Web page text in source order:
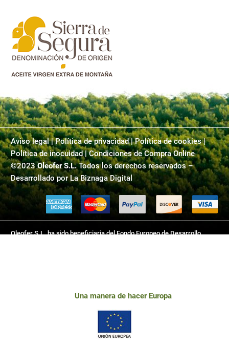
Aviso legal|Política de privacidad|Política de cookies |
Política de inocuidad | Condiciones de Compra Online
©2023Oleofer S.L.Todos los derechos reservados –
Desarrollado porLa Biznaga Digital
Oleofer S.L. ha sido beneficiaria del Fondo Europeo de Desarrollo
Una manera de hacer Europa